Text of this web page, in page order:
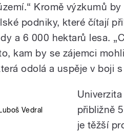
Kromě výzkumů
podniky, které čítají
a 6 000 hektarů lesa.
kam by se zájemci
odolá a uspěje v boji
Vedral
přibližně
je těžší